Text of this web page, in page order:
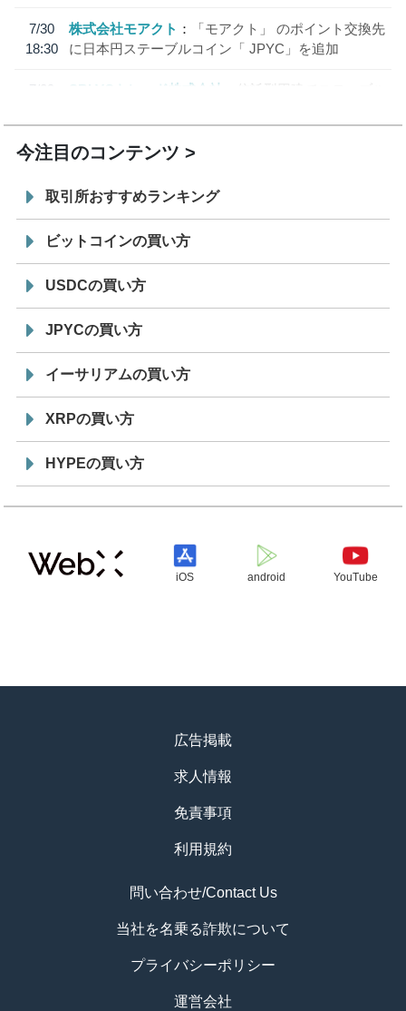
7/30
18:30
株式会社モアクト
「モアクト」 のポイント交換先
に日本円ステーブルコイン「 JPYC」を追加
7/29
SBI VCトレード株式会社
信託型円建てステーブル
今注目のコンテンツ
取引所おすすめランキング
ビットコインの買い方
USDCの買い方
JPYCの買い方
イーサリアムの買い方
XRPの買い方
HYPEの買い方
iOS android YouTube
広告掲載
求人情報
免責事項
利用規約
問い合わせ/Contact Us
当社を名乗る詐欺について
プライバシーポリシー
運営会社